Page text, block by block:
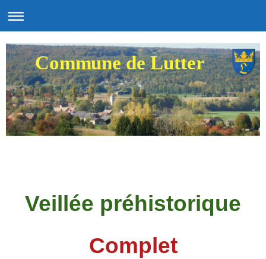
Commune de Lutter
Veillée préhistorique
Complet